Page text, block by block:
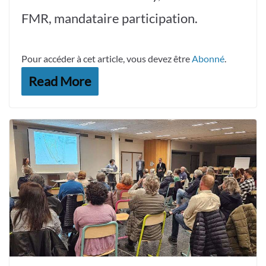
FMR, mandataire participation.
Pour accéder à cet article, vous devez être Abonné
Read More